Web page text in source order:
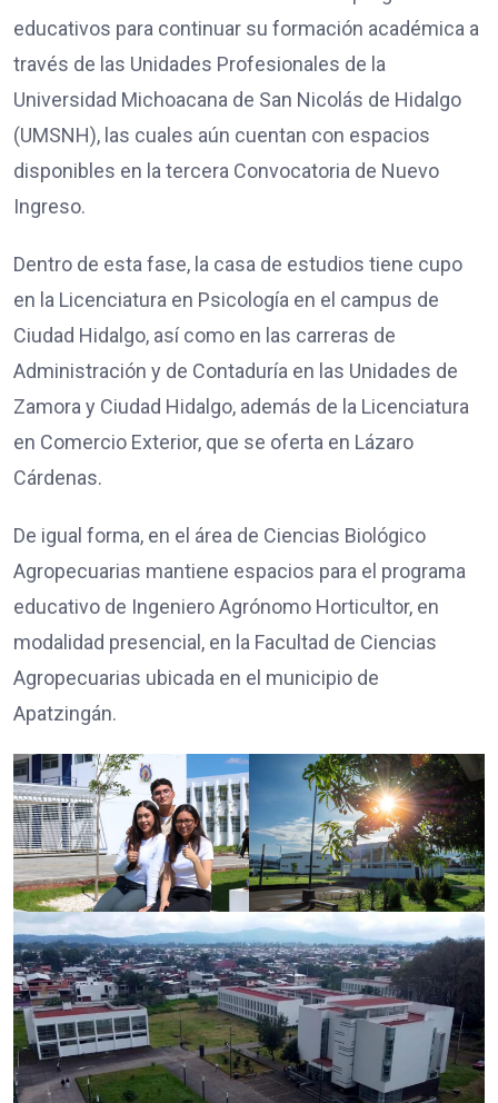
educativos para continuar su formación académica a
través de las Unidades Profesionales de la
Universidad Michoacana de San Nicolás de Hidalgo
(UMSNH), las cuales aún cuentan con espacios
disponibles en la tercera Convocatoria de Nuevo
Ingreso.
Dentro de esta fase, la casa de estudios tiene cupo
en la Licenciatura en Psicología en el campus de
Ciudad Hidalgo, así como en las carreras de
Administración y de Contaduría en las Unidades de
Zamora y Ciudad Hidalgo, además de la Licenciatura
en Comercio Exterior, que se oferta en Lázaro
Cárdenas.
De igual forma, en el área de Ciencias Biológico
Agropecuarias mantiene espacios para el programa
educativo de Ingeniero Agrónomo Horticultor, en
modalidad presencial, en la Facultad de Ciencias
Agropecuarias ubicada en el municipio de
Apatzingán.